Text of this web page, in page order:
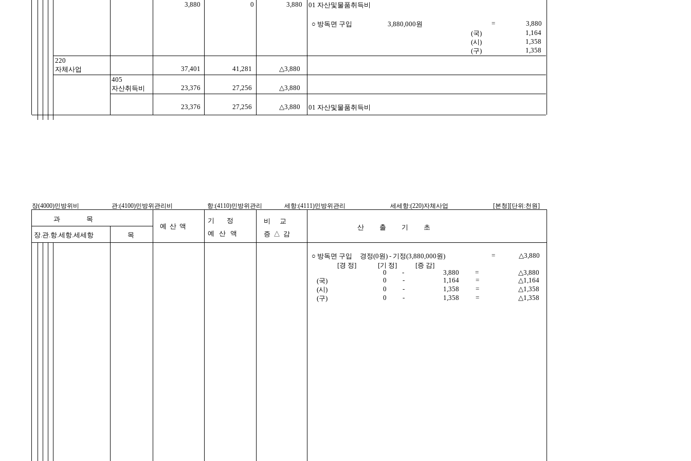
3,880 0 3,880 01 자산및물품취득비
○ 방독면 구입 3,880,000원 =
3,880
(국)
1,164
(시)
1,358
(구)
1,358
220
자체사업
37,401 41,281
△3,880
405
자산취득비
23,376 27,256 △3,880
23,376 27,256 △3,880 01 자산및물품취득비
장(4000)민방위비 관:(4100)민방위관리비 항:(4110)민방위관리 세항:(4111)민방위관리 세세항:(220)자체사업 [본청][단위:천원]
과 목 기 정 비 교
예 산 액
산 출 기 초
예 산 액
증 △ 감
장.관.항.세항.세세항 목
○ 방독면 구입 경정(0원) - 기정(3,880,000원) =
△3,880
[경 정] [기 정] [증 감]
0
- 3,880 =
△3,880
(국)
0 - 1,164 =
△1,164
(시)
0 - 1,358 =
△1,358
(구)
0 - 1,358 = △1,358